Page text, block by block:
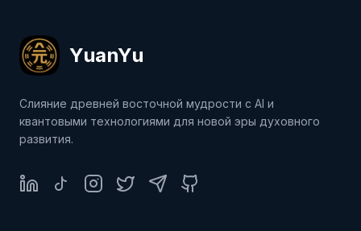
YuanYu
Слияние древней восточной мудрости с AI и
квантовыми технологиями для новой эры духовного
развития.